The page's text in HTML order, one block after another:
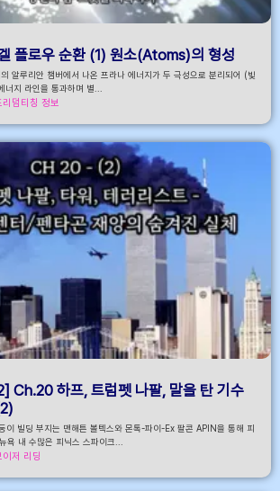
플로우 순환 (1) 원소(Atoms)의 형성
알루리안 챔버에서 나온 프라나 에너지가 두 극성으로 분리되어 (빛
지 라인을 통과하며 별...
리덤티칭 정보
Ch.20 하프, 트럼펫 나팔, 말을 탄 기수
이 빌딩 부지는 맨해튼 볼텍스와 몬톡-파이-Ex 팔콘 APIN을 통해 피
욕 내 수많은 피닉스 스파이크...
이저 리딩